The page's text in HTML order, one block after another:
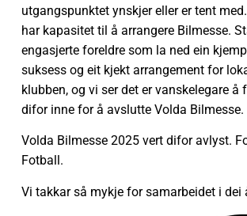
utgangspunktet ynskjer eller er tent
har kapasitet til å arrangere Bilmesse.
engasjerte foreldre som la ned ein
suksess og eit kjekt arrangement for
klubben, og vi ser det er vanskelegare
difor inne for å avslutte Volda Bilmesse.
Volda Bilmesse 2025 vert difor avlyst.
Fotball.
Vi takkar så mykje for samarbeidet i dei